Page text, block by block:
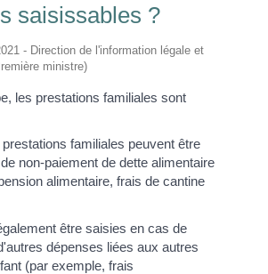
saisissables ?
- Direction de l'information légale et
ministre)
les prestations familiales sont
familiales peuvent être
non-paiement de dette alimentaire
alimentaire, frais de cantine
être saisies en cas de
dépenses liées aux autres
(par exemple, frais